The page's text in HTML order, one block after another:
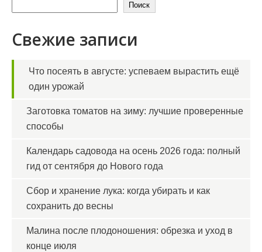
Поиск
Свежие записи
Что посеять в августе: успеваем вырастить ещё
один урожай
Заготовка томатов на зиму: лучшие проверенные
способы
Календарь садовода на осень 2026 года: полный
гид от сентября до Нового года
Сбор и хранение лука: когда убирать и как
сохранить до весны
Малина после плодоношения: обрезка и уход в
конце июля